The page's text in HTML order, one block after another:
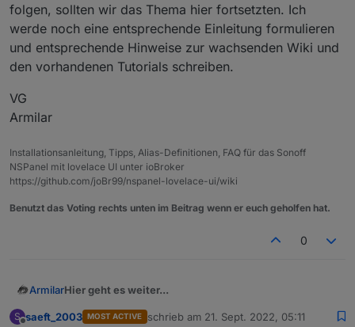
folgen, sollten wir das Thema hier fortsetzten. Ich
werde noch eine entsprechende Einleitung formulieren
und entsprechende Hinweise zur wachsenden Wiki und
den vorhandenen Tutorials schreiben.
VG
Armilar
Installationsanleitung, Tipps, Alias-Definitionen, FAQ für das Sonoff
NSPanel mit lovelace UI unter ioBroker
https://github.com/joBr99/nspanel-lovelace-ui/wiki
Benutzt das Voting rechts unten im Beitrag wenn er euch geholfen hat.
0
ArmilarHier geht es weiter...
https://forum.iobroker.net/topic/58170/sonoff-
S saeft_2003 MOST ACTIVE schrieb am 21. Sept. 2022, 05:11
zuletzt editiert von